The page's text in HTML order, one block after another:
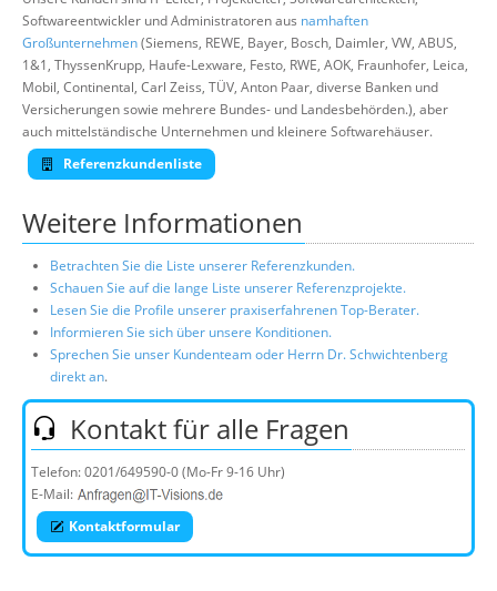
Softwareentwickler und Administratoren aus namhaften
Großunternehmen(Siemens, REWE, Bayer, Bosch, Daimler, VW, ABUS,
1&1, ThyssenKrupp, Haufe-Lexware, Festo, RWE, AOK, Fraunhofer, Leica,
Mobil, Continental, Carl Zeiss, TÜV, Anton Paar, diverse Banken und
Versicherungen sowie mehrere Bundes- und Landesbehörden.), aber
auch mittelständische Unternehmen und kleinere Softwarehäuser.
Referenzkundenliste
Weitere Informationen
Betrachten Sie die Liste unserer Referenzkunden.
Schauen Sie auf die lange Liste unserer Referenzprojekte.
Lesen Sie die Profile unserer praxiserfahrenen Top-Berater.
Informieren Sie sich über unsere Konditionen.
Sprechen Sie unser Kundenteam oder Herrn Dr. Schwichtenberg
direkt an.
Kontakt für alle Fragen
Telefon:0201/649590-0(Mo-Fr 9-16 Uhr)
E-Mail:
Kontaktformular